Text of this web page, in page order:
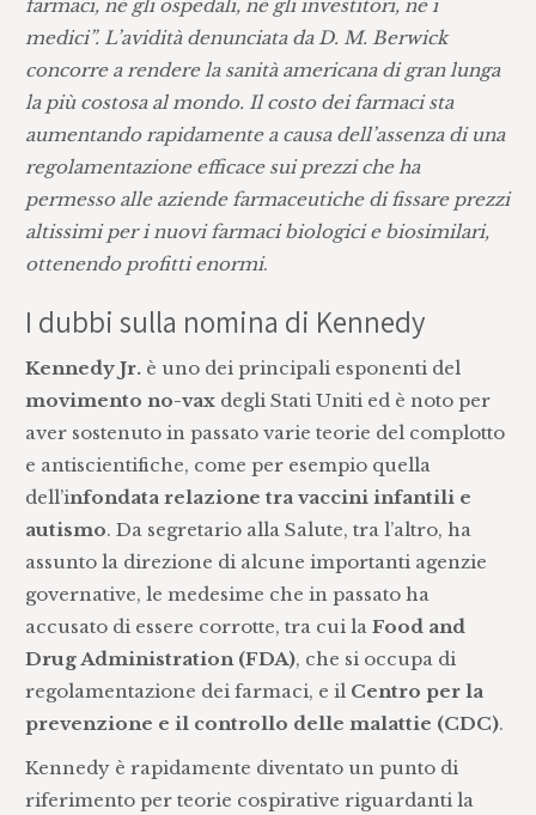
farmaci, né gli ospedali, né gli investitori, né i
medici”. L’avidità denunciata da D. M. Berwick
concorre a rendere la sanità americana di gran lunga
la più costosa al mondo. Il costo dei farmaci sta
aumentando rapidamente a causa dell’assenza di una
regolamentazione efficace sui prezzi che ha
permesso alle aziende farmaceutiche di fissare prezzi
altissimi per i nuovi farmaci biologici e biosimilari,
ottenendo profitti enormi.
I dubbi sulla nomina di Kennedy
Kennedy Jr. è uno dei principali esponenti del
movimento no-vax degli Stati Uniti ed è noto per
aver sostenuto in passato varie teorie del complotto
e antiscientifiche, come per esempio quella
dell’infondata relazione tra vaccini infantili e
autismo. Da segretario alla Salute, tra l’altro, ha
assunto la direzione di alcune importanti agenzie
governative, le medesime che in passato ha
accusato di essere corrotte, tra cui laFood and
Drug Administration (FDA), che si occupa di
regolamentazione dei farmaci, e il Centro per la
prevenzione e il controllo delle malattie (CDC).
Kennedy è rapidamente diventato un punto di
riferimento per teorie cospirative riguardanti la